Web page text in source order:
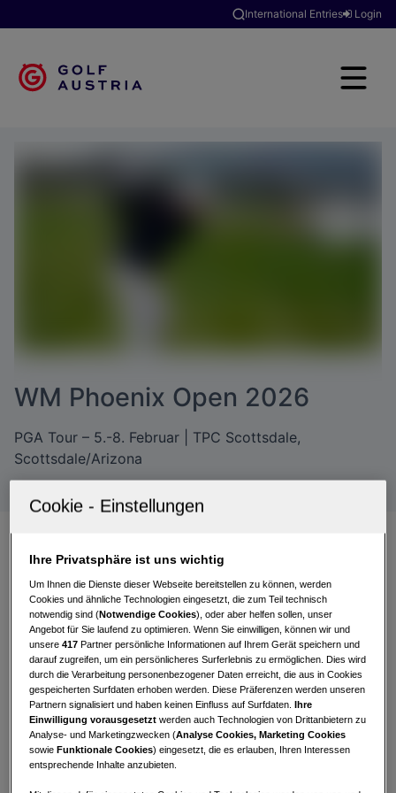
International Entries Login
WM Phoenix Open 2026
PGA Tour – 5.-8. Februar | TPC Scottsdale,
Scottsdale/Arizona
Straka steigert sich im
Turnierverlauf, lässt statistisch
aber vor allem auf den Grüns
einiges liegen
Sepp Strakafehlt zum Auftakt die nötige Präzision
und kommt nach je drei Bogeys bzw. Birdies mit
einerEven-Par-71zum Scoring. Nach den Front
Nine liegt er bereits zwei über Par, kämpft sich mit
Ihre Privatsphäre ist uns wichtig
Um Ihnen die Dienste dieser Webseite bereitstellen zu können, werden
Cookies und ähnliche Technologien eingesetzt, die zum Teil technisch
notwendig sind (Notwendige Cookies), oder aber helfen sollen, unser
Angebot für Sie laufend zu optimieren. Wenn Sie einwilligen, können wir und
unsere417 Partner persönliche Informationen auf Ihrem Gerät speichern und
darauf zugreifen, um ein persönlicheres Surferlebnis zu ermöglichen. Dies wird
durch die Verarbeitung personenbezogener Daten erreicht, die aus in Cookies
gespeicherten Surfdaten erhoben werden. Diese Präferenzen werden unseren
Partnern signalisiert und haben keinen Einfluss auf Surfdaten.Ihre
Einwilligung vorausgesetzt werden auch Technologien von Drittanbietern zu
Analyse- und Marketingzwecken (Analyse Cookies, Marketing Cookies
sowieFunktionale Cookies) eingesetzt, die es erlauben, Ihren Interessen
entsprechende Inhalte anzubieten.